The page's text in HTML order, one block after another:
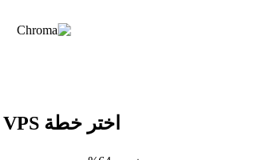
اختر خطة VPS لـ Chroma